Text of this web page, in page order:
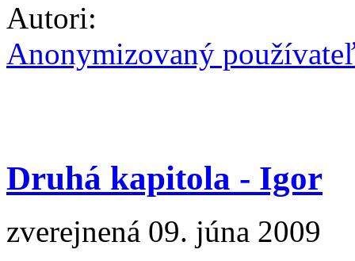
Autori:
Anonymizovaný
Druhá kapitola - Igor
zverejnená 09. júna 2009